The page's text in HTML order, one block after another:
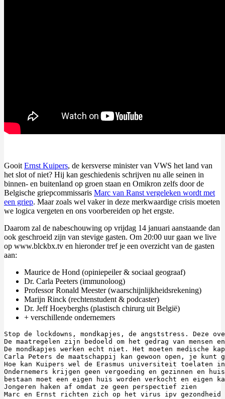
Gooit Ernst Kuipers, de kersverse minister van VWS het land van
het slot of niet? Hij kan geschiedenis schrijven nu alle seinen in
binnen- en buitenland op groen staan en Omikron zelfs door de
Belgische griepcommissaris Marc van Ranst vergeleken wordt met
een griep. Maar zoals wel vaker in deze merkwaardige crisis moeten
we logica vergeten en ons voorbereiden op het ergste.
Daarom zal de nabeschouwing op vrijdag 14 januari aanstaande dan
ook geschroeid zijn van stevige gasten. Om 20:00 uur gaan we live
op www.blckbx.tv en hieronder tref je een overzicht van de gasten
aan:
Maurice de Hond (opiniepeiler & sociaal geograaf)
Dr. Carla Peeters (immunoloog)
Professor Ronald Meester (waarschijnlijkheidsrekening)
Marijn Rinck (rechtenstudent & podcaster)
Dr. Jeff Hoeyberghs (plastisch chirurg uit België)
+ verschillende ondernemers
Stop de lockdowns, mondkapjes, de angststress. Deze
De maatregelen zijn bedoeld om het gedrag van
De mondkapjes werken echt niet. Het moeten medische
Carla Peters de maatschappij kan gewoon open, je
Hoe kan Kuipers wel de Erasmus universiteit toelaten
Ondernemers krijgen geen vergoeding en gezinnen en
bestaan moet een eigen huis worden verkocht en eigen
Jongeren haken af omdat ze geen perspectief zien
Marc en Ernst richten zich op het virus ipv gezondheid